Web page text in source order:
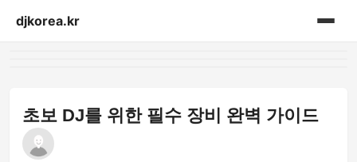
djkorea.kr
초보 DJ를 위한 필수 장비 완벽 가이드